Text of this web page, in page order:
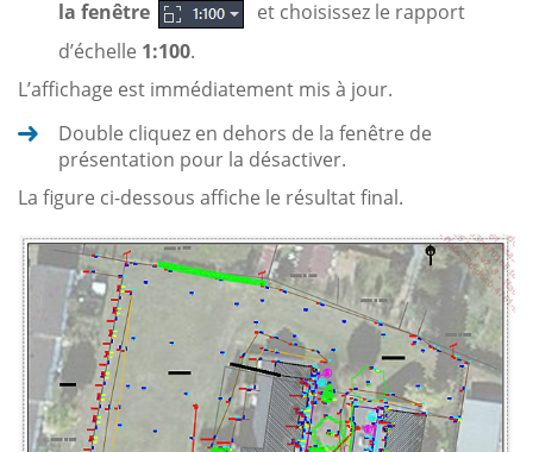
la fenêtre
et choisissez le rapport
d’échelle 1:100.
L’affichage est immédiatement mis à jour.
Double cliquez en dehors de la fenêtre de
présentation pour la désactiver.
La figure ci-dessous affiche le résultat final.